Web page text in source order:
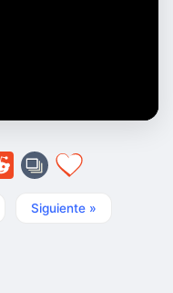
Siguiente »